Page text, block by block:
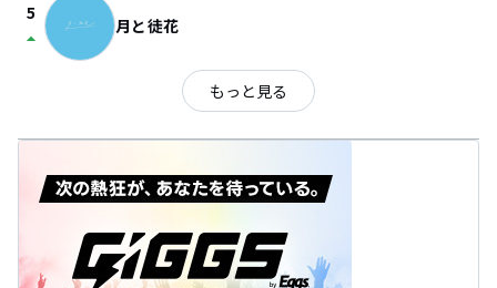
5
arrow_drop_up 月と徒花
もっと見る